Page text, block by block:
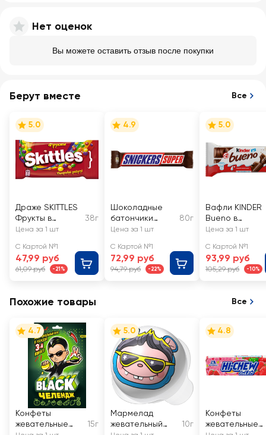
Нет оценок
Вы можете оставить отзыв после покупки
Берут вместе Все
5.0
Драже SKITTLES
Фрукты в
сахарной
вкусом
апельсина,
черной
лайма, лимона
38г
Цена за 1 шт
С Картой №1
47,99 руб
61,09 руб -21%
4.9
Шоколадные
батончики
SNICKERS Super
80г
Цена за 1 шт
С Картой №1
72,99 руб
94,79 руб -22%
5.0
Вафли KINDER
Bueno в
молочном
Цена за 1 шт
С Картой №1
93,99 руб
105,29 руб -10%
Похожие товары Все
4.7
Конфеты
жевательные
15г
5.0
Мармелад
жевательный
10г
4.8
Конфеты
жевательные